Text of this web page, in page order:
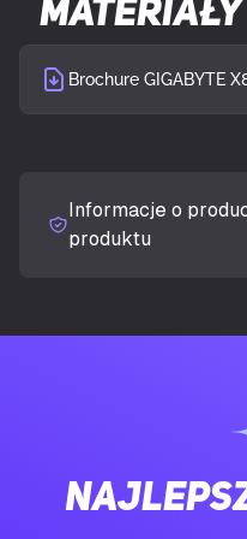
Obsługiwane rodzaje
Typ slotów pamięci
Obsługa kanałów
Kompatybilność ECC
Brochure GIGABYTE
Informacje o
produktu